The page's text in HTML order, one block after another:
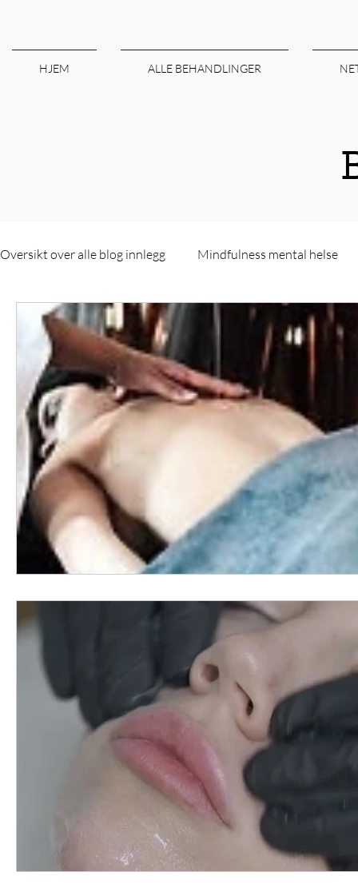
HJEM ALLE BEHANDLINGER
Oversikt over alle blog innlegg Mindfulness mental helse
norgesbestevelværesenterogdagspa Om massasje